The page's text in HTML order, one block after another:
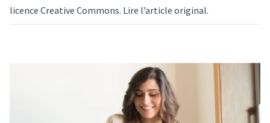
licence Creative Commons. Lire l’article original.